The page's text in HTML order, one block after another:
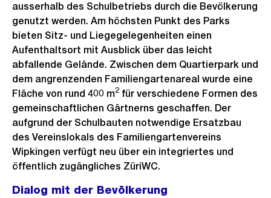
ausserhalb des Schulbetriebs durch die Bevölkerung
genutzt werden. Am höchsten Punkt des Parks
bieten Sitz- und Liegegelegenheiten einen
Aufenthaltsort mit Ausblick über das leicht
abfallende Gelände. Zwischen dem Quartierpark und
dem angrenzenden Familiengartenareal wurde eine
Fläche von rund 400 m2 für verschiedene Formen des
gemeinschaftlichen Gärtnerns geschaffen. Der
aufgrund der Schulbauten notwendige Ersatzbau
des Vereinslokals des Familiengartenvereins
Wipkingen verfügt neu über ein integriertes und
öffentlich zugängliches ZüriWC.
Dialog mit der Bevölkerung